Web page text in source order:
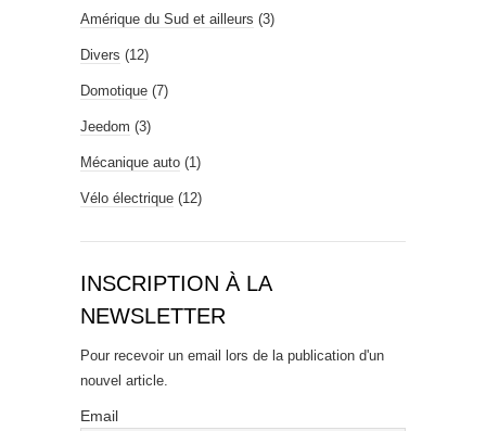
Amérique du Sud et ailleurs (3)
Divers (12)
Domotique (7)
Jeedom (3)
Mécanique auto (1)
Vélo électrique (12)
INSCRIPTION À LA
NEWSLETTER
Pour recevoir un email lors de la publication d'un
nouvel article.
Email